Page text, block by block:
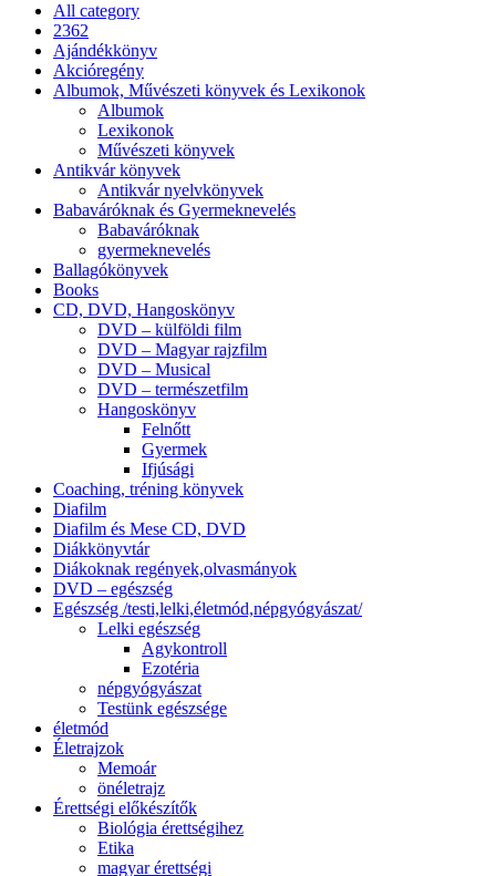
All category
2362
Ajándékkönyv
Akcióregény
Albumok, Művészeti könyvek és Lexikonok
Albumok
Lexikonok
Művészeti könyvek
Antikvár könyvek
Antikvár nyelvkönyvek
Babaváróknak és Gyermeknevelés
Babaváróknak
gyermeknevelés
Ballagókönyvek
Books
CD, DVD, Hangoskönyv
DVD – külföldi film
DVD – Magyar rajzfilm
DVD – Musical
DVD – természetfilm
Hangoskönyv
Felnőtt
Gyermek
Ifjúsági
Coaching, tréning könyvek
Diafilm
Diafilm és Mese CD, DVD
Diákkönyvtár
Diákoknak regények,olvasmányok
DVD – egészség
Egészség /testi,lelki,életmód,népgyógyászat/
Lelki egészség
Agykontroll
Ezotéria
népgyógyászat
Testünk egészsége
életmód
Életrajzok
Memoár
önéletrajz
Érettségi előkészítők
Biológia érettségihez
Etika
magyar érettségi